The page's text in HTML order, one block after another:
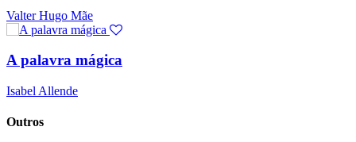
Valter Hugo Mãe
A palavra mágica
Isabel Allende
Outros